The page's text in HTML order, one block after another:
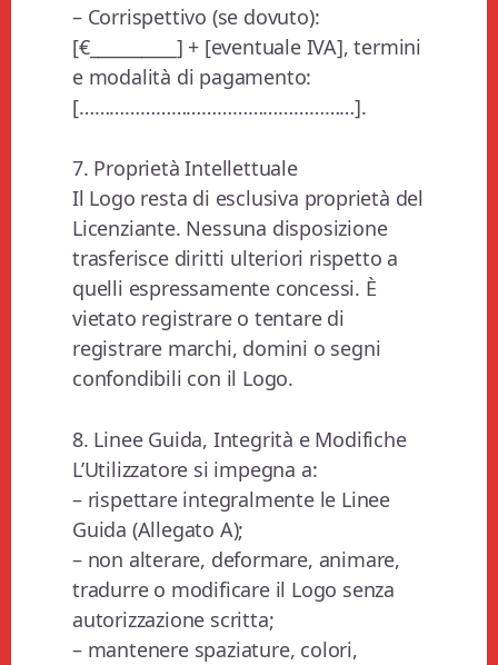
– Corrispettivo (se dovuto):
[€__________] + [eventuale IVA], termini
e modalità di pagamento:
[………………………………………………].
7. Proprietà Intellettuale
Il Logo resta di esclusiva proprietà del
Licenziante. Nessuna disposizione
trasferisce diritti ulteriori rispetto a
quelli espressamente concessi. È
vietato registrare o tentare di
registrare marchi, domini o segni
confondibili con il Logo.
8. Linee Guida, Integrità e Modifiche
L’Utilizzatore si impegna a:
– rispettare integralmente le Linee
Guida (Allegato A);
– non alterare, deformare, animare,
tradurre o modificare il Logo senza
autorizzazione scritta;
– mantenere spaziature, colori,